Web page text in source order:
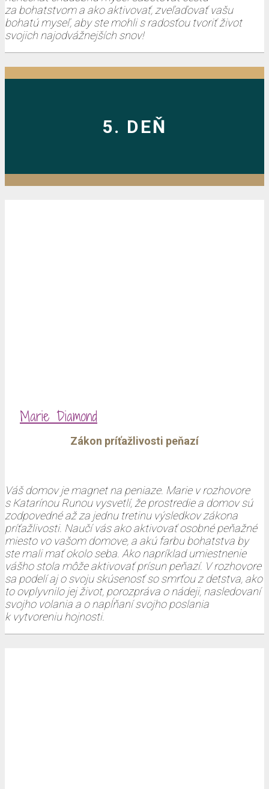
za bohatstvom a ako aktivovať, zveľaďovať vašu
bohatú myseľ, aby ste mohli s radosťou tvoriť život
svojich najodvážnejších snov!
5. DEŇ
Marie Diamond
Zákon príťažlivosti peňazí
Váš domov je magnet na peniaze. Marie v rozhovore
s Katarínou Runou vysvetlí, že prostredie a domov sú
zodpovedné až za jednu tretinu výsledkov zákona
príťažlivosti. Naučí vás ako aktivovať osobné peňažné
miesto vo vašom domove, a akú farbu bohatstva by
ste mali mať okolo seba. Ako napríklad umiestnenie
vášho stola môže aktivovať prísun peňazí. V rozhovore
sa podelí aj o svoju skúsenosť so smrťou z detstva, ako
to ovplyvnilo jej život, porozpráva o nádeji, nasledovaní
svojho volania a o napĺňaní svojho poslania
k vytvoreniu hojnosti.